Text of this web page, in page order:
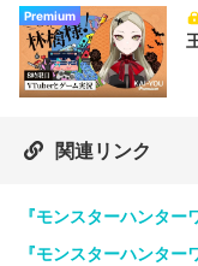
Premium
関連リンク
『モンスターハンター
『モンスターハンター